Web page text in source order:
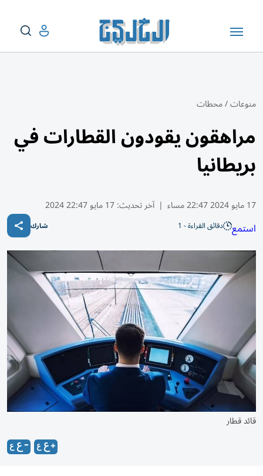
منوعات/محطات
مراهقون يقودون القطارات في
بريطانيا
17 مايو 2024 22:47 مساء | آخر تحديث:17 مايو 22:47 2024
استمع دقائق القراءة - 1 شارك
قائد قطار